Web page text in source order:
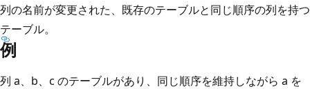
列の名前が変更された、既存のテーブルと同じ順序の列を持つ
テーブル。
例
列 a、b、c のテーブルがあり、同じ順序を維持しながら a を